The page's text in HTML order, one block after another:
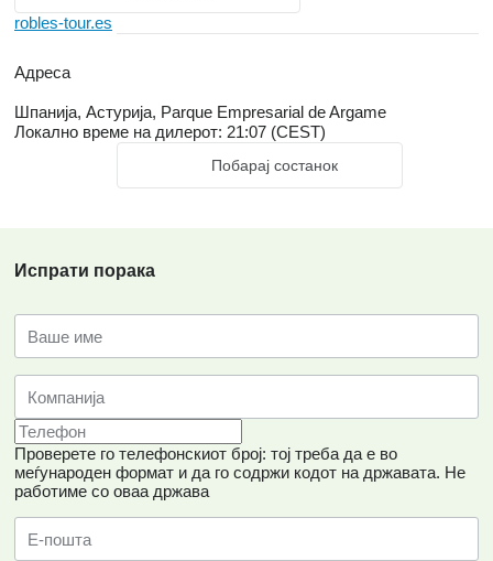
robles-tour.es
Адреса
Шпанија, Астурија, Parque Empresarial de Argame
Локално време на дилерот: 21:07 (CEST)
Побарај состанок
Испрати порака
Проверете го телефонскиот број: тој треба да е во
меѓународен формат и да го содржи кодот на државата. Не
работиме со оваа држава